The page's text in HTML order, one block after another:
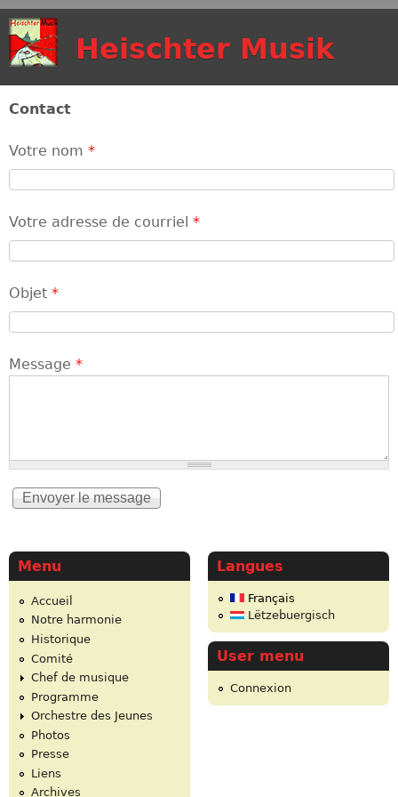
principal
Heischter Musik
Contact
Votre nom *
Votre adresse de courriel *
Objet *
Message *
Menu
Accueil
Notre harmonie
Historique
Comité
Chef de musique
Programme
Orchestre des Jeunes
Photos
Presse
Liens
Archives
Langues
Français
Lëtzebuergisch
User menu
Connexion